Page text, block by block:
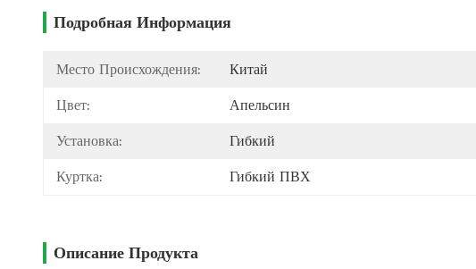
Подробная Информация
Место Происхождения: Китай
Цвет: Апельсин
Установка: Гибкий
Куртка: Гибкий ПВХ
Описание Продукта